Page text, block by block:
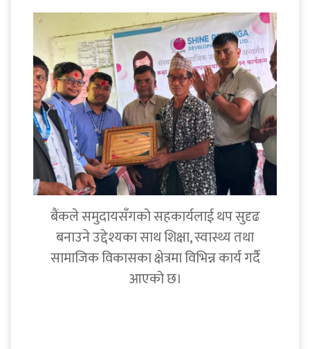
बैंकले समुदायसँगको सहकार्यलाई थप सुदृढ
बनाउने उद्देश्यका साथ शिक्षा, स्वास्थ्य तथा
सामाजिक विकासका क्षेत्रमा विभिन्न कार्य गर्दै
आएको छ।